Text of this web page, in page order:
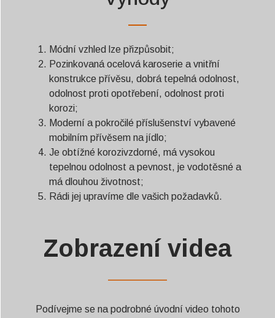
Módní vzhled lze přizpůsobit;
Pozinkovaná ocelová karoserie a vnitřní
konstrukce přívěsu, dobrá tepelná odolnost,
odolnost proti opotřebení, odolnost proti
korozi;
Moderní a pokročilé příslušenství vybavené
mobilním přívěsem na jídlo;
Je obtížné korozivzdorné, má vysokou
tepelnou odolnost a pevnost, je vodotěsné a
má dlouhou životnost;
Rádi jej upravíme dle vašich požadavků.
Zobrazení videa
——————
Podívejme se na podrobné úvodní video tohoto